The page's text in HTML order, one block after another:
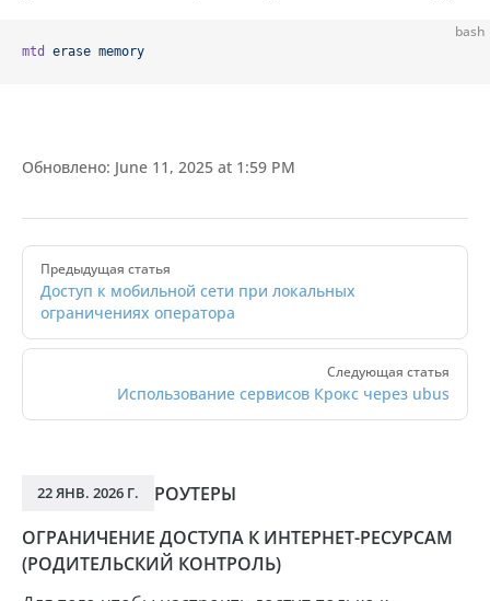
bash
mtd erase memory
Обновлено: June 11, 2025 at 1:59 PM
PagerПредыдущая статья
Доступ к мобильной сети при локальных
ограничениях оператора
Следующая статья
Использование сервисов Крокс через ubus
22 ЯНВ. 2026 Г.
РОУТЕРЫ
ОГРАНИЧЕНИЕ ДОСТУПА К ИНТЕРНЕТ-РЕСУРСАМ
(РОДИТЕЛЬСКИЙ КОНТРОЛЬ)